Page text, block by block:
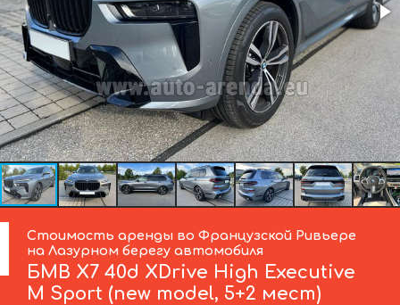
Стоимость аренды во Французской Ривьере
на Лазурном берегу автомобиля
БМВ X7 40d XDrive High Executive
M Sport (new model, 5+2 мест)